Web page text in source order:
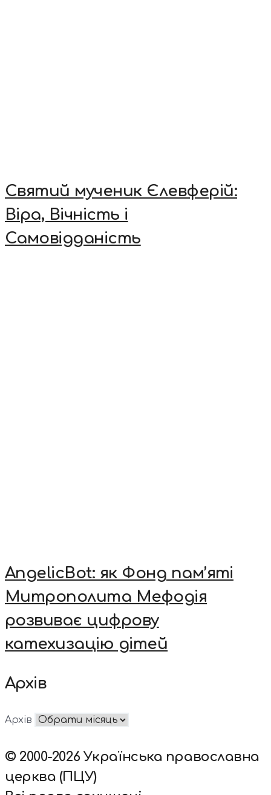
Святий мученик Єлевферій:
Віра, Вічність і
Самовідданість
AngelicBot: як Фонд пам’яті
Митрополита Мефодія
розвиває цифрову
катехизацію дітей
Архів
Архів
© 2000-2026 Українська православна
церква (ПЦУ)